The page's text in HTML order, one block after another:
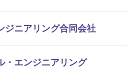
ジニアリング合同会社
・エンジニアリング